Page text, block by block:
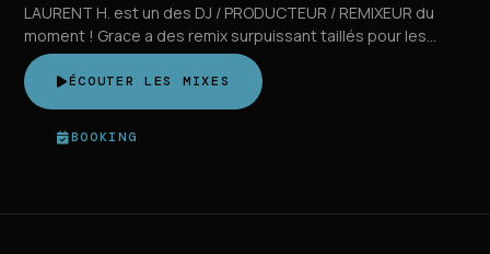
LAURENT H. est un des DJ / PRODUCTEUR / REMIXEUR du
moment ! Grace a des remix surpuissant taillés pour les
clubs.
ÉCOUTER LES MIXES
BOOKING